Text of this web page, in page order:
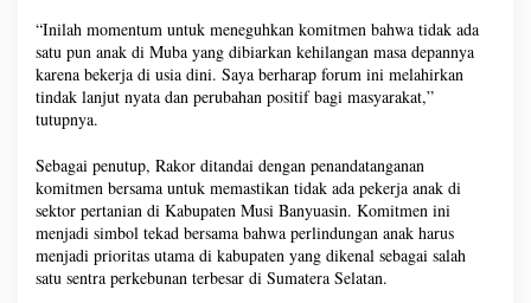
“Inilah momentum untuk meneguhkan komitmen bahwa tidak ada
satu pun anak di Muba yang dibiarkan kehilangan masa depannya
karena bekerja di usia dini. Saya berharap forum ini melahirkan
tindak lanjut nyata dan perubahan positif bagi masyarakat,”
tutupnya.
Sebagai penutup, Rakor ditandai dengan penandatanganan
komitmen bersama untuk memastikan tidak ada pekerja anak di
sektor pertanian di Kabupaten Musi Banyuasin. Komitmen ini
menjadi simbol tekad bersama bahwa perlindungan anak harus
menjadi prioritas utama di kabupaten yang dikenal sebagai salah
satu sentra perkebunan terbesar di Sumatera Selatan.